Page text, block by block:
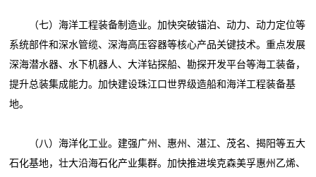
（七）海洋工程装备制造业。加快突破锚泊、动力、动力定位等
系统部件和深水管缆、深海高压容器等核心产品关键技术。重点发展
深海潜水器、水下机器人、大洋钻探船、勘探开发平台等海工装备，
提升总装集成能力。加快建设珠江口世界级造船和海洋工程装备基
地。
（八）海洋化工业。建强广州、惠州、湛江、茂名、揭阳等五大
石化基地，壮大沿海石化产业集群。加快推进埃克森美孚惠州乙烯、